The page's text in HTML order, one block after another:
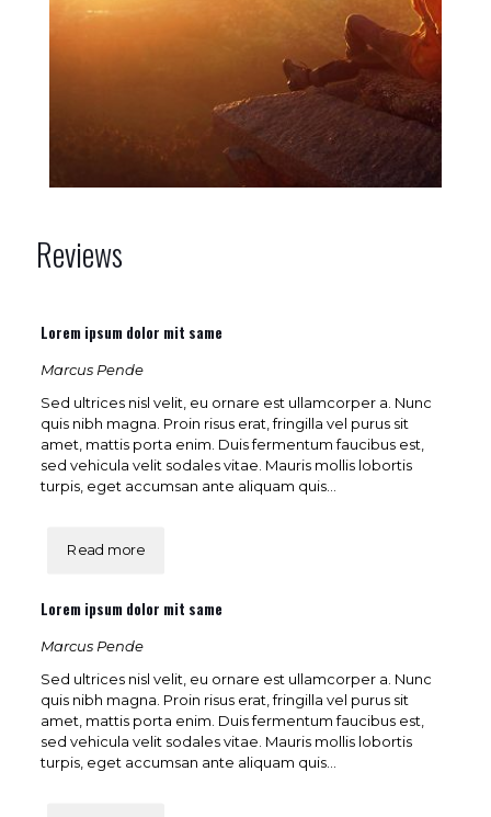
Reviews
Lorem ipsum dolor mit same
Marcus Pende
Sed ultrices nisl velit, eu ornare est ullamcorper a. Nunc
quis nibh magna. Proin risus erat, fringilla vel purus sit
amet, mattis porta enim. Duis fermentum faucibus est,
sed vehicula velit sodales vitae. Mauris mollis lobortis
turpis, eget accumsan ante aliquam quis...
Read more
Lorem ipsum dolor mit same
Marcus Pende
Sed ultrices nisl velit, eu ornare est ullamcorper a. Nunc
quis nibh magna. Proin risus erat, fringilla vel purus sit
amet, mattis porta enim. Duis fermentum faucibus est,
sed vehicula velit sodales vitae. Mauris mollis lobortis
turpis, eget accumsan ante aliquam quis...